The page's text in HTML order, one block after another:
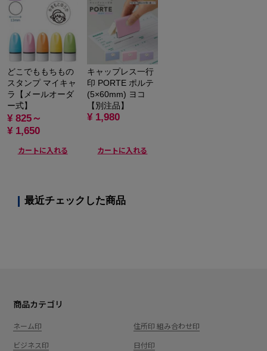
どこでももちもの
スタンプ マイキャ
ラ【メールオーダ
ー式】
¥ 825～
¥ 1,650
カートに入れる
キャップレス一行
印 PORTE ポルテ
(5×60mm) ヨコ
【別注品】
¥ 1,980
カートに入れる
最近チェックした商品
商品カテゴリ
ネーム印
住所印 組み合わせ印
ビジネス印
日付印